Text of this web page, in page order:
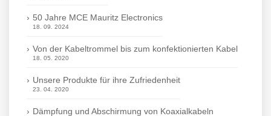
50 Jahre MCE Mauritz Electronics
18. 09. 2024
Von der Kabeltrommel bis zum konfektionierten Kabel
18. 05. 2020
Unsere Produkte für ihre Zufriedenheit
23. 04. 2020
Dämpfung und Abschirmung von Koaxialkabeln